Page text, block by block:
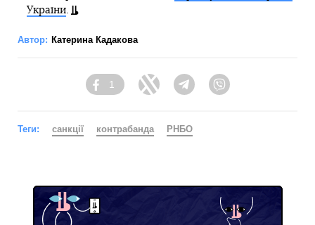
України.
Автор: Катерина Кадакова
Facebook
1
Twitter Telegram
Теги: санкції контрабанда РНБО